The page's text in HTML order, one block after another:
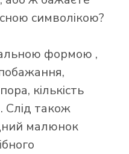
символікою?
формою ,
кількість
Слід також
малюнок